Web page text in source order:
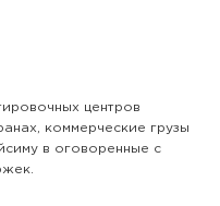
центров
коммерческие грузы
в оговоренные с